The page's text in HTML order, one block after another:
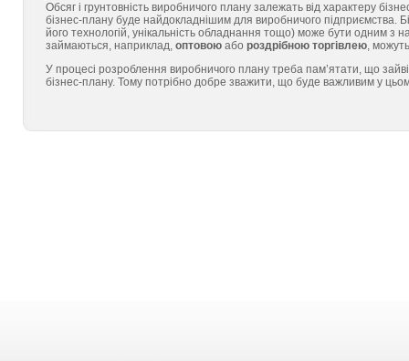
Обсяг і грунтовність виробничого плану залежать від характеру
бізнес-плану буде найдокладнішим для виробничого підприємства.
його технологій, унікальність обладнання тощо) може бути одним з
займаються, наприклад, оптовою або роздрібною торгівлею,
У процесі розроблення виробничого плану треба пам’ятати, що
бізнес-плану. Тому потрібно добре зважити, що буде важливим у